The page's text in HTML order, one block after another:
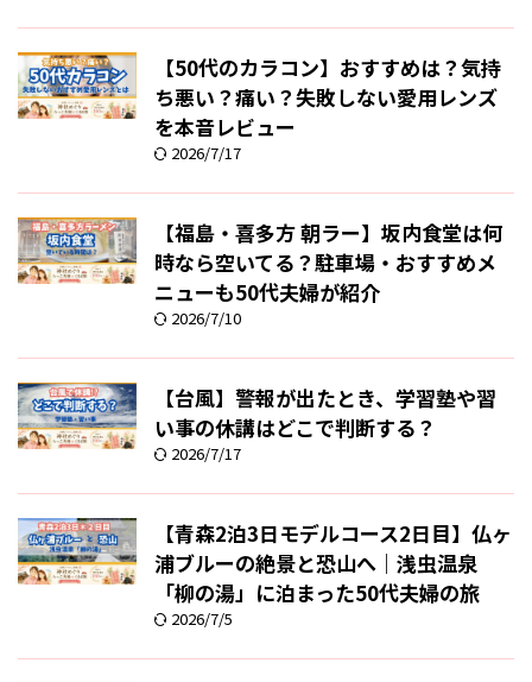
【50代のカラコン】おすすめは？気持
ち悪い？痛い？失敗しない愛用レンズ
を本音レビュー
2026/7/17
【福島・喜多方 朝ラー】坂内食堂は何
時なら空いてる？駐車場・おすすめメ
ニューも50代夫婦が紹介
2026/7/10
【台風】警報が出たとき、学習塾や習
い事の休講はどこで判断する？
2026/7/17
【青森2泊3日モデルコース2日目】仏ヶ
浦ブルーの絶景と恐山へ｜浅虫温泉
「柳の湯」に泊まった50代夫婦の旅
2026/7/5